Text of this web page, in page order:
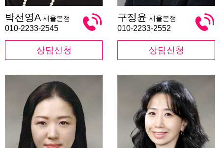
선
영
박선영A 서울본점
010-2233-2545
상담신청
정
윤
구정윤 서울본점
010-2233-2552
상담신청